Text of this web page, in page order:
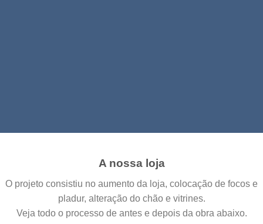
A nossa loja
O projeto consistiu no aumento da loja, colocação de focos e
pladur, alteração do chão e vitrines.
Veja todo o processo de antes e depois da obra abaixo.